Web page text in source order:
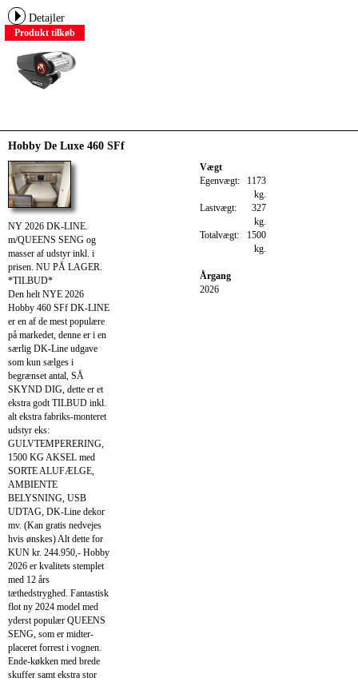
Detajler
Produkt tilkøb
Hobby De Luxe 460 SFf
NY 2026 DK-LINE.
m/QUEENS SENG og
masser af udstyr inkl. i
prisen. NU PÅ LAGER.
*TILBUD*
Den helt NYE 2026
Hobby 460 SFf DK-LINE
er en af de mest populære
på markedet, denne er i en
særlig DK-Line udgave
som kun sælges i
begrænset antal, SÅ
SKYND DIG, dette er et
ekstra godt TILBUD inkl.
alt ekstra fabriks-monteret
udstyr eks:
GULVTEMPERERING,
1500 KG AKSEL med
SORTE ALUFÆLGE,
AMBIENTE
BELYSNING, USB
UDTAG, DK-Line dekor
mv. (Kan gratis nedvejes
hvis ønskes) Alt dette for
KUN kr. 244.950,- Hobby
2026 er kvalitets stemplet
med 12 års
tæthedstryghed. Fantastisk
flot ny 2024 model med
yderst populær QUEENS
SENG, som er midter-
placeret forrest i vognen.
Ende-køkken med brede
skuffer samt ekstra stor
Vægt
Egenvægt: 1173
kg.
Lastvægt:
327
kg.
Totalvægt:
1500
kg.
Årgang
2026